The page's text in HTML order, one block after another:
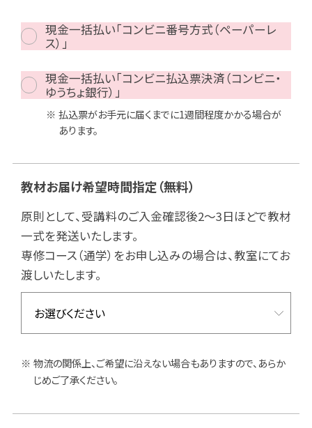
現金一括払い「コンビニ番号方式（ペーパーレ
ス）」
現金一括払い「コンビニ払込票決済（コンビニ・
ゆうちょ銀行）」
払込票がお手元に届くまでに1週間程度かかる場合が
あります。
教材お届け希望時間指定（無料）
原則として、受講料のご入金確認後2～3日ほどで教材
一式を発送いたします。
専修コース（通学）をお申し込みの場合は、教室にてお
渡しいたします。
物流の関係上、ご希望に沿えない場合もありますので、あらか
じめご了承ください。